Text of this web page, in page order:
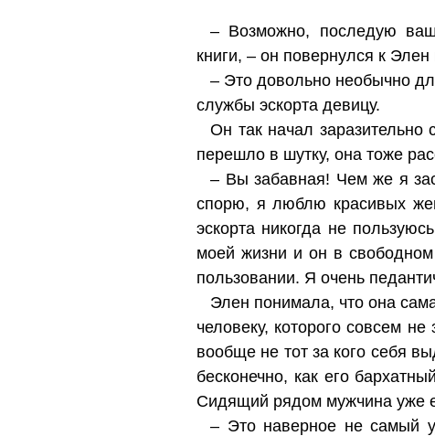
– Возможно, последую
книги, – он повернулся к
– Это довольно необычно
службы эскорта девицу.
Он так начал заразительно
перешло в шутку, она тоже
– Вы забавная! Чем же я
спорю, я люблю красивых
эскорта никогда не
моей жизни и он в
пользовании. Я очень
Элен понимала, что она
человеку, которого совсем
вообще не тот за кого себя
бесконечно, как его
Сидящий рядом мужчина уже
– Это наверное не самый